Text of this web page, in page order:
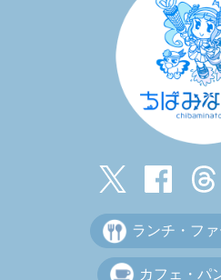
ランチ・フ
カフェ・パ